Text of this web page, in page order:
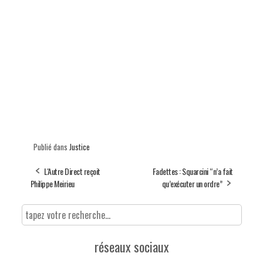
Publié dans Justice
L'Autre Direct reçoit
Philippe Meirieu
Fadettes : Squarcini “n’a fait
qu’exécuter un ordre”
réseaux sociaux